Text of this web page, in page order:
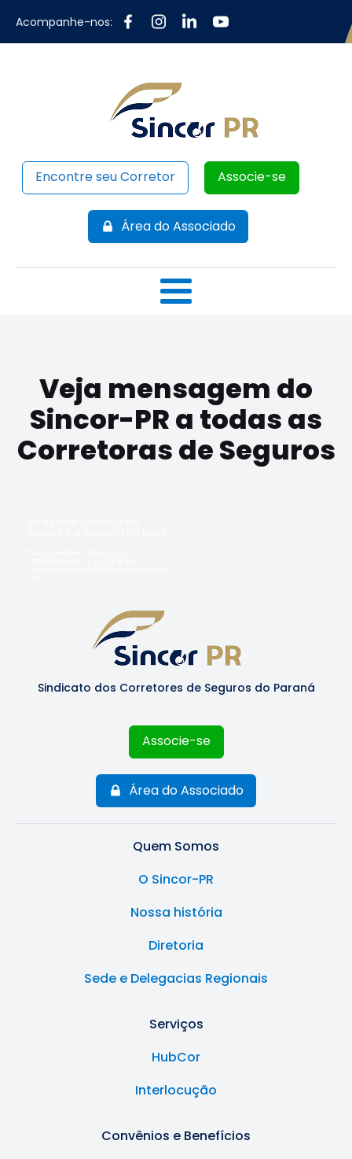
Acompanhe-nos:
Encontre seu Corretor Associe-se
Área do Associado
Veja mensagem do
Sincor-PR a todas as
Corretoras de Seguros
Sindicato dos Corretores de Seguros do Paraná
Associe-se
Área do Associado
Quem Somos
O Sincor-PR
Nossa história
Diretoria
Sede e Delegacias Regionais
Serviços
HubCor
Interlocução
Convênios e Benefícios